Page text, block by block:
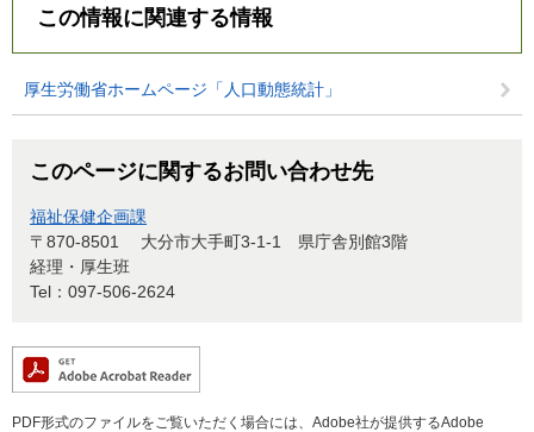
この情報に関連する情報
厚生労働省ホームページ「人口動態統計」
このページに関するお問い合わせ先
福祉保健企画課
〒870-8501
大分市大手町3-1-1 県庁舎別館3階
経理・厚生班
Tel：097-506-2624
PDF形式のファイルをご覧いただく場合には、Adobe社が提供するAdobe